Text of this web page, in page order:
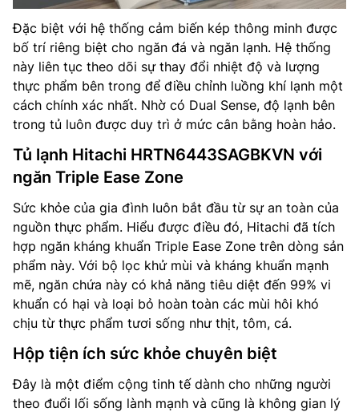
Đặc biệt với hệ thống cảm biến kép thông minh được
bố trí riêng biệt cho ngăn đá và ngăn lạnh. Hệ thống
này liên tục theo dõi sự thay đổi nhiệt độ và lượng
thực phẩm bên trong để điều chỉnh luồng khí lạnh một
cách chính xác nhất. Nhờ có Dual Sense, độ lạnh bên
trong tủ luôn được duy trì ở mức cân bằng hoàn hảo.
Tủ lạnh Hitachi HRTN6443SAGBKVN với
ngăn Triple Ease Zone
Sức khỏe của gia đình luôn bắt đầu từ sự an toàn của
nguồn thực phẩm. Hiểu được điều đó, Hitachi đã tích
hợp ngăn kháng khuẩn Triple Ease Zone trên dòng sản
phẩm này. Với bộ lọc khử mùi và kháng khuẩn mạnh
mẽ, ngăn chứa này có khả năng tiêu diệt đến 99% vi
khuẩn có hại và loại bỏ hoàn toàn các mùi hôi khó
chịu từ thực phẩm tươi sống như thịt, tôm, cá.
Hộp tiện ích sức khỏe chuyên biệt
Đây là một điểm cộng tinh tế dành cho những người
theo đuổi lối sống lành mạnh và cũng là không gian lý